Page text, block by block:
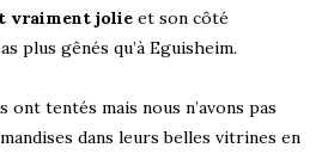
vraiment jolie et son côté
plus gênés qu’à Eguisheim.
ont tentés mais nous n’avons pas
dans leurs belles vitrines en